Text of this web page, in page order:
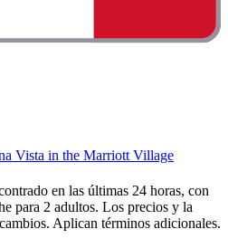
Vista in the Marriott Village
en las últimas 24 horas, con
para 2 adultos. Los precios y la
Aplican términos adicionales.